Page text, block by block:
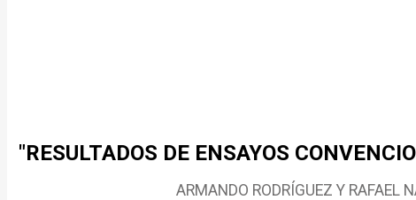
"RESULTADOS DE ENSAYOS
ARMANDO RODRÍGUEZ Y RAFAEL